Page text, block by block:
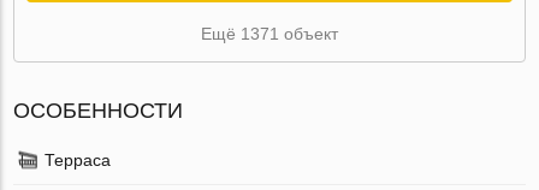
Ещё 1371 объект
ОСОБЕННОСТИ
Терраса